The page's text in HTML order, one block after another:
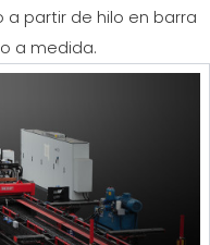
partir de hilo en barra
a medida.